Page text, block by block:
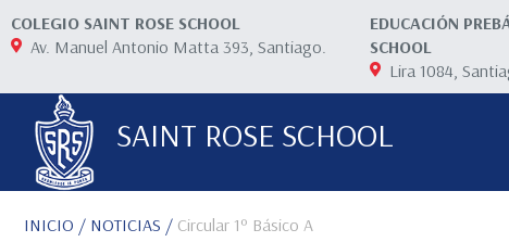
COLEGIO SAINT ROSE SCHOOL
Av. Manuel Antonio Matta 393, Santiago.
EDUCACIÓN
SCHOOL
Lira 1084,
SAINT ROSE SCHOOL
INICIO / NOTICIAS / Circular 1º Básico A